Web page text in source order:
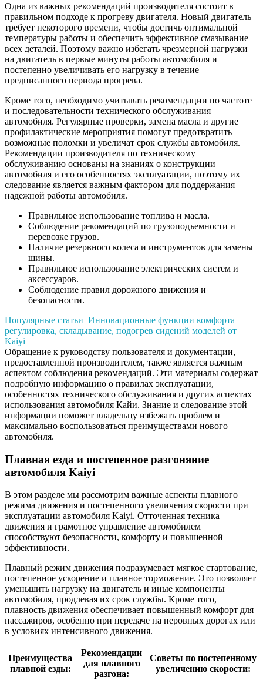
Одна из важных рекомендаций производителя состоит в
правильном подходе к прогреву двигателя. Новый двигатель
требует некоторого времени, чтобы достичь оптимальной
температуры работы и обеспечить эффективное смазывание
всех деталей. Поэтому важно избегать чрезмерной нагрузки
на двигатель в первые минуты работы автомобиля и
постепенно увеличивать его нагрузку в течение
предписанного периода прогрева.
Кроме того, необходимо учитывать рекомендации по частоте
и последовательности технического обслуживания
автомобиля. Регулярные проверки, замена масла и другие
профилактические мероприятия помогут предотвратить
возможные поломки и увеличат срок службы автомобиля.
Рекомендации производителя по техническому
обслуживанию основаны на знаниях о конструкции
автомобиля и его особенностях эксплуатации, поэтому их
следование является важным фактором для поддержания
надежной работы автомобиля.
Правильное использование топлива и масла.
Соблюдение рекомендаций по грузоподъемности и
перевозке грузов.
Наличие резервного колеса и инструментов для замены
шины.
Правильное использование электрических систем и
аксессуаров.
Соблюдение правил дорожного движения и
безопасности.
Популярные статьи Инновационные функции комфорта —
регулировка, складывание, подогрев сидений моделей от
Kaiyi
Обращение к руководству пользователя и документации,
предоставленной производителем, также является важным
аспектом соблюдения рекомендаций. Эти материалы содержат
подробную информацию о правилах эксплуатации,
особенностях технического обслуживания и других аспектах
использования автомобиля Кайи. Знание и следование этой
информации поможет владельцу избежать проблем и
максимально воспользоваться преимуществами нового
автомобиля.
Плавная езда и постепенное разгоняние
автомобиля Kaiyi
В этом разделе мы рассмотрим важные аспекты плавного
режима движения и постепенного увеличения скорости при
эксплуатации автомобиля Kaiyi. Отточенная техника
движения и грамотное управление автомобилем
способствуют безопасности, комфорту и повышенной
эффективности.
Плавный режим движения подразумевает мягкое стартование,
постепенное ускорение и плавное торможение. Это позволяет
уменьшить нагрузку на двигатель и иные компоненты
автомобиля, продлевая их срок службы. Кроме того,
плавность движения обеспечивает повышенный комфорт для
пассажиров, особенно при передаче на неровных дорогах или
в условиях интенсивного движения.
Преимущества
плавной езды:
Рекомендации
для плавного
разгона:
Советы по постепенному
увеличению скорости: